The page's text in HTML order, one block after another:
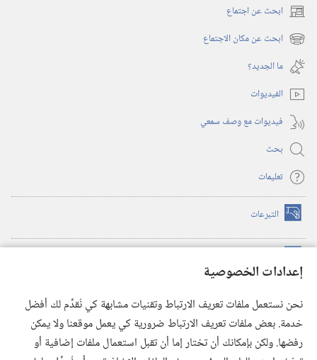
إعدادات الخصوصية
نحن نستعمل ملفات تعريف الارتباط وتقنيات مشابهة كي نُقدِّم لك أفضل
خدمة. بعض ملفات تعريف الارتباط ضرورية كي يعمل موقعنا ولا يمكن
رفضها. ولكن بإمكانك أن تختار إما أن تقبل استعمال ملفات إضافية أو
ابحث عن اجتماع (يفتح
نافذة
جديدة)
ابحث عن مكان الاجتماع (يفتح
نافذة
جديدة)
ما الجديد؟‏
الفيديوات
فيديوات مع وصف سمعي
بحث
تعليمات
التبرعات (يفتح
نافذة
(يفتح
نافذة
(يفتح
نافذة
جديدة) تطبيق ®
JW Library